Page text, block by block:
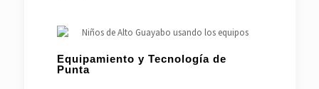
Equipamiento y Tecnología de
Punta